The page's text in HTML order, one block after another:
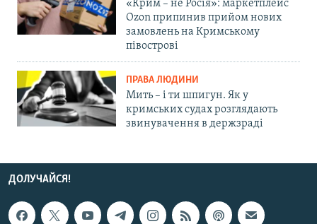
«Крим – не Росія»: маркетплейс
Ozon припинив прийом нових
замовлень на Кримському
півострові
ПРАВА ЛЮДИНИ
Мить – і ти шпигун. Як у
кримських судах розглядають
звинувачення в держзраді
ДОЛУЧАЙСЯ!